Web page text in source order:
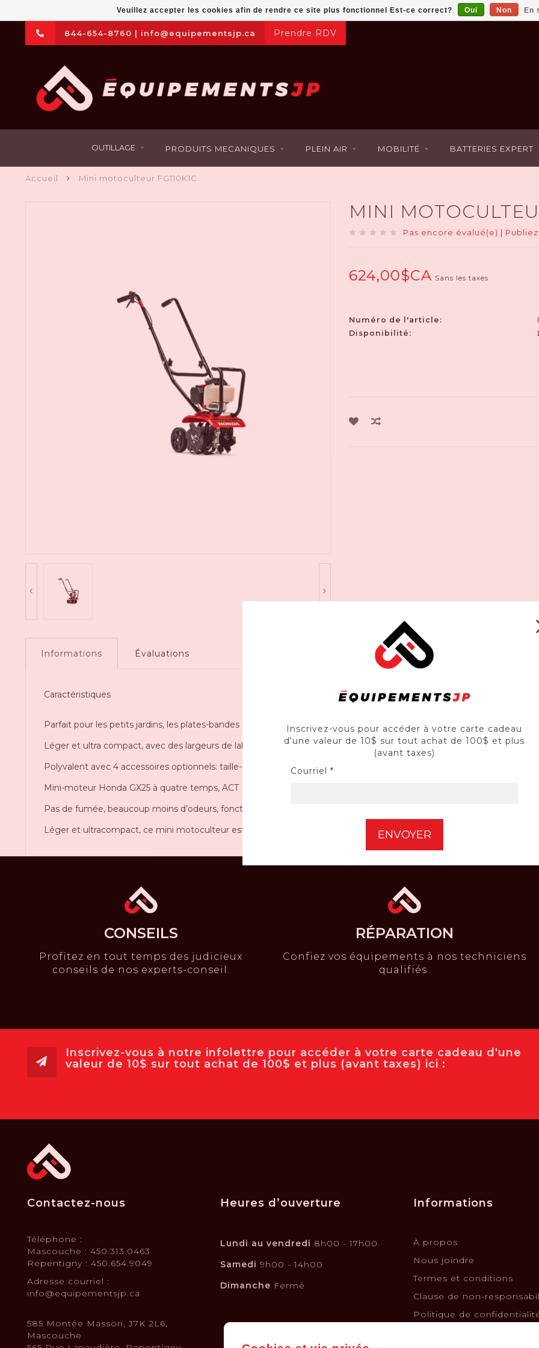
844-654-8760 | info@equipementsjp.ca Prendre RDV
OUTILLAGE PRODUITS MECANIQUES PLEIN AIR MOBILITÉ BATTERIES EXPERT
Accueil Mini motoculteur FG110K1C
MINI
Pas encore évalué(e)
624,00$CA Sans les taxes
Numéro de l'article:
Disponibilité:
Informations Évaluations
Caractéristiques
Parfait pour les petits jardins, les plates-bandes et les rangs étroits
Léger et ultra compact, avec des largeurs de labourage de 15,2 ou 23 cm (6 ou 9 po)
Polyvalent avec 4 accessoires optionnels: taille-bordure, déchaumeur, aérateur de gazon et fourchons creuseurs
Mini-moteur Honda GX25 à quatre temps, ACT
Pas de fumée, beaucoup moins d’odeurs, fonctionne à l’essence seulement (pas de mélange huile/essence)
Léger et ultracompact, ce mini motoculteur est parfait pour les petits jardins, les platebandes surélevées et les
Veuillez accepter les cookies afin de rendre ce site plus fonctionnel Est-ce correct? Oui Non En
CONSEILS
Profitez en tout temps des judicieux
conseils de nos experts-conseil.
RÉPARATION
Confiez vos équipements à nos techniciens
qualifiés.
Inscrivez-vous pour accéder à votre carte cadeau
d'une valeur de 10$ sur tout achat de 100$ et plus
(avant taxes)
Courriel *
Inscrivez-vous à notre infolettre pour accéder à votre carte cadeau d'une
valeur de 10$ sur tout achat de 100$ et plus (avant taxes) ici :
Contactez-nous
Téléphone :
Mascouche : 450.313.0463
Repentigny : 450.654.9049
Adresse courriel :
info@equipementsjp.ca
585 Montée Masson, J7K 2L6,
Mascouche
Heures d’ouverture
Lundi au vendredi 8h00 - 17h00
Samedi 9h00 - 14h00
Dimanche Fermé
Informations
À propos
Nous joindre
Termes et conditions
Clause de non-
Politique de